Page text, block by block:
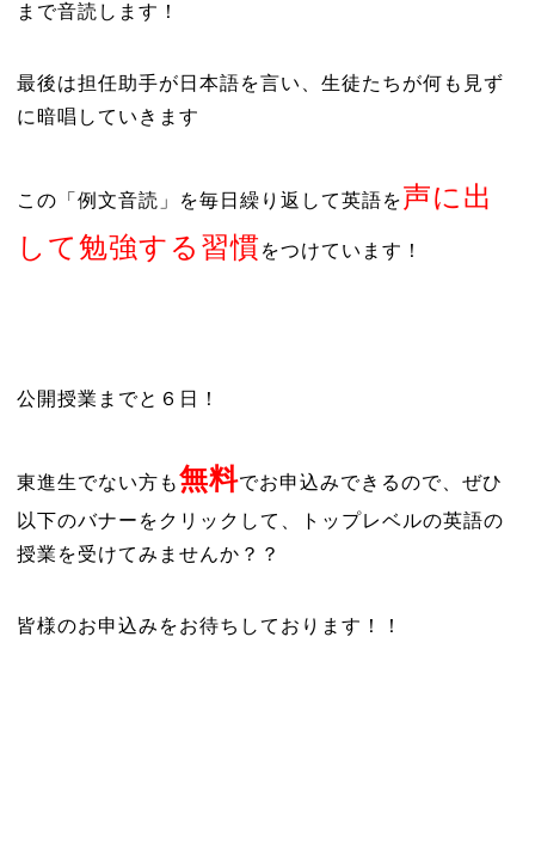
まで音読します！
最後は担任助手が日本語を言い、生徒たちが何も見ず
に暗唱していきます
この「例文音読」を毎日繰り返して英語を声に出
して勉強する習慣をつけています！
公開授業までと６日！
東進生でない方も無料でお申込みできるので、ぜひ
以下のバナーをクリックして、トップレベルの英語の
授業を受けてみませんか？？
皆様のお申込みをお待ちしております！！